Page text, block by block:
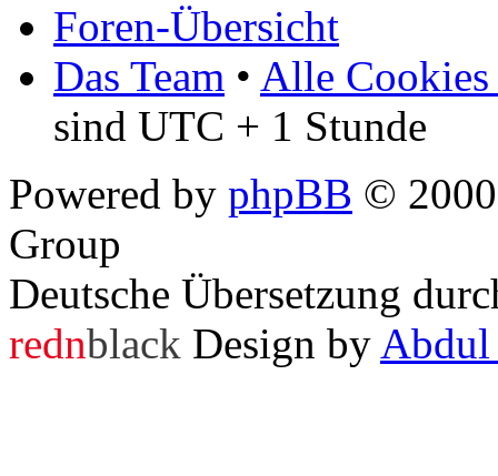
Foren-Übersicht
Das Team • Alle Cookies
sind UTC + 1 Stunde
Powered by phpBB ©
Group
Deutsche Übersetzung
rednblack Design by Abdul